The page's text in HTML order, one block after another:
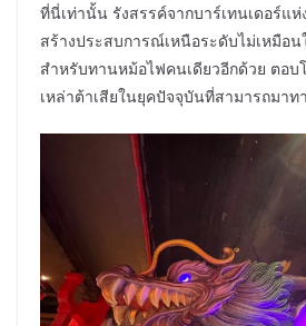
ที่นี่เท่านั้น รังสรรค์จากบาร์เทนเดอร์แ
สร้างประสบการณ์เหนือระดับไม่เหมือน
สำหรับทานหม้อไฟคนเดียวอีกด้วย ตอบ
เหล่าต้าเสียในยุคปัจจุบันที่สามารถมา